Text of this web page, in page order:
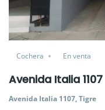
Cochera En venta
Avenida Italia 1107
Avenida Italia 1107, Tigre